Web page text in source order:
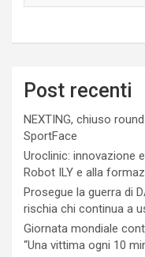
Post recenti
NEXTING, chiuso
SportFace
Uroclinic: innovazione
Robot ILY e alla
Prosegue la guerra di
rischia chi continua a
Giornata mondiale
“Una vittima ogni 10